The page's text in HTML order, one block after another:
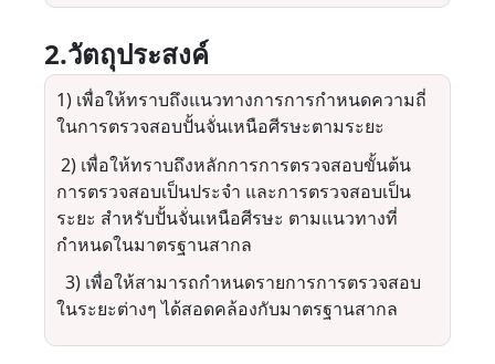
2.วัตถุประสงค์
1) เพื่อให้ทราบถึงแนวทางการการกำหนดความถี่
ในการตรวจสอบปั้นจั่นเหนือศีรษะตามระยะ
2) เพื่อให้ทราบถึงหลักการการตรวจสอบขั้นต้น
การตรวจสอบเป็นประจำ และการตรวจสอบเป็น
ระยะ สำหรับปั้นจั่นเหนือศีรษะ ตามแนวทางที่
กำหนดในมาตรฐานสากล
3) เพื่อให้สามารถกำหนดรายการการตรวจสอบ
ในระยะต่างๆ ได้สอดคล้องกับมาตรฐานสากล